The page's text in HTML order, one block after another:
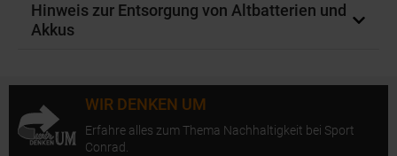
Hinweis zur Entsorgung von Altbatterien und
Akkus
WIR DENKEN UM
Erfahre alles zum Thema Nachhaltigkeit bei Sport
Conrad.